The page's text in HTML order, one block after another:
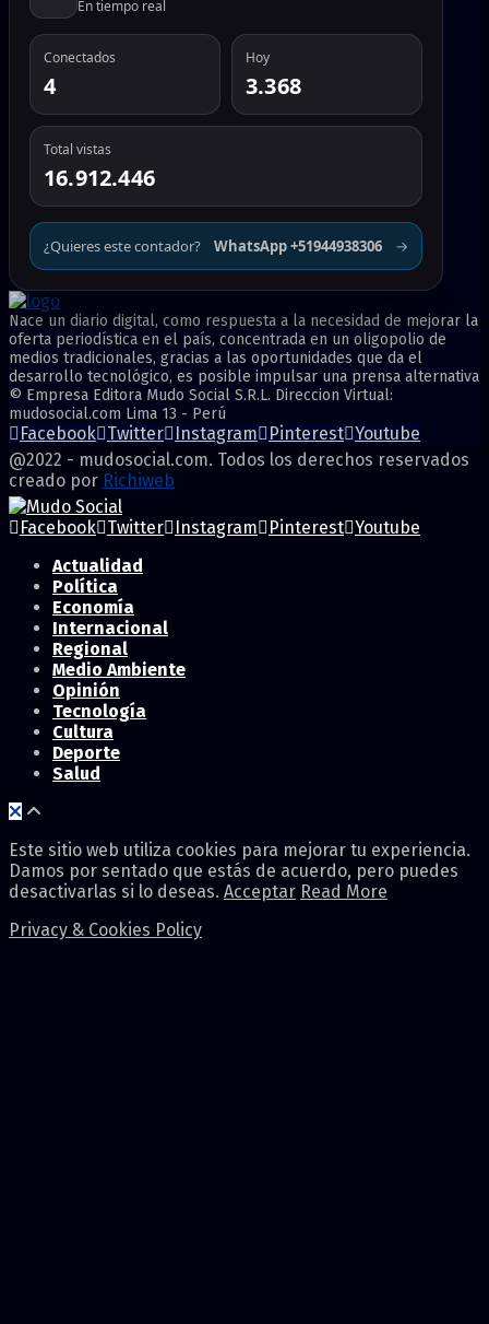
En tiempo real
Conectados
4
Hoy
3.368
Total vistas
16.912.446
¿Quieres este contador? WhatsApp +51944938306 →
Nace un diario digital, como respuesta a la necesidad de mejorar la
oferta periodística en el país, concentrada en un oligopolio de
medios tradicionales, gracias a las oportunidades que da el
desarrollo tecnológico, es posible impulsar una prensa alternativa
© Empresa Editora Mudo Social S.R.L. Direccion Virtual:
mudosocial.com Lima 13 - Perú
Facebook Twitter Instagram Pinterest Youtube
@2022 - mudosocial.com. Todos los derechos reservados
creado por Richiweb
Facebook Twitter Instagram Pinterest Youtube
Actualidad
Política
Economía
Internacional
Regional
Medio Ambiente
Opinión
Tecnología
Cultura
Deporte
Salud
Este sitio web utiliza cookies para mejorar tu experiencia.
Damos por sentado que estás de acuerdo, pero puedes
desactivarlas si lo deseas. Acceptar Read More
Privacy & Cookies Policy